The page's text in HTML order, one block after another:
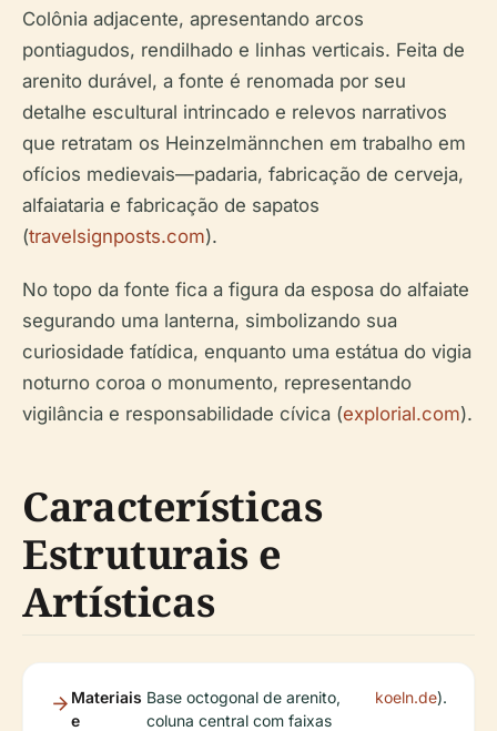
Colônia adjacente, apresentando arcos
pontiagudos, rendilhado e linhas verticais. Feita de
arenito durável, a fonte é renomada por seu
detalhe escultural intrincado e relevos narrativos
que retratam os Heinzelmännchen em trabalho em
ofícios medievais—padaria, fabricação de cerveja,
alfaiataria e fabricação de sapatos
(travelsignposts.com).
No topo da fonte fica a figura da esposa do alfaiate
segurando uma lanterna, simbolizando sua
curiosidade fatídica, enquanto uma estátua do vigia
noturno coroa o monumento, representando
vigilância e responsabilidade cívica (explorial.com).
Características
Estruturais e
Artísticas
Materiais
e
Base octogonal de arenito,
coluna central com faixas
koeln.de).